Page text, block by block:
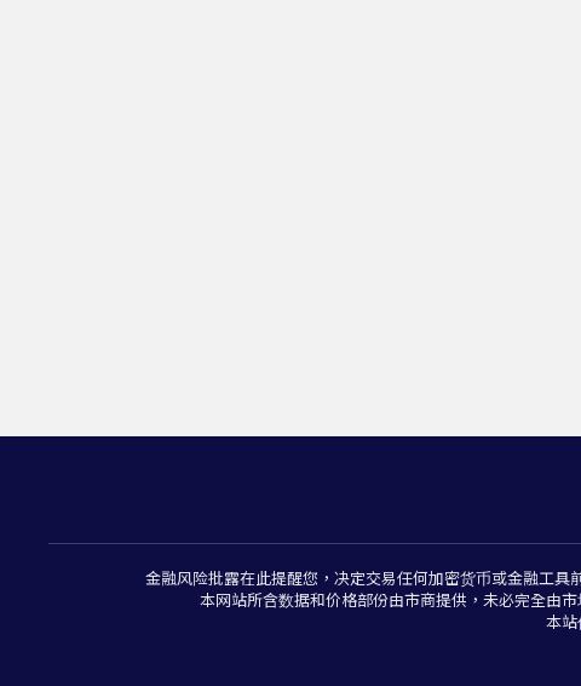
金融风险批露在此提醒您，决定交易任何加密货币或金融工
本网站所含数据和价格部份由市商提供，未必完全由
本站